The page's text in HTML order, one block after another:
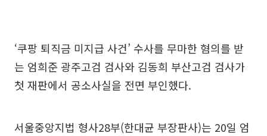
‘쿠팡 퇴직금 미지급 사건’ 수사를 무마한 혐의를 받
는 엄희준 광주고검 검사와 김동희 부산고검 검사가
첫 재판에서 공소사실을 전면 부인했다.
서울중앙지법 형사28부(한대균 부장판사)는 20일 엄